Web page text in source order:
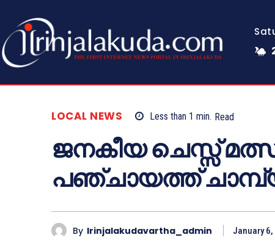
LOCAL NEWS Less than 1 min. Read
ജനകീയ ചെസ്സ്
പഞ്ചായത്ത്
By Irinjalakudavartha_admin January 6,